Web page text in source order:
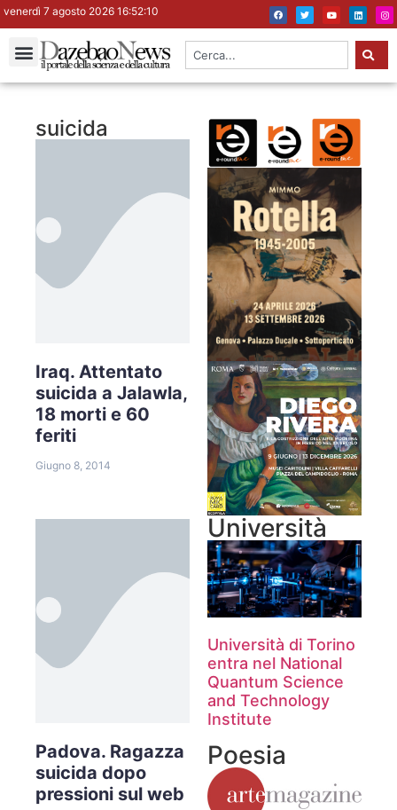
venerdì 7 agosto 2026 16:52:11
suicida
Iraq. Attentato
suicida a Jalawla,
18 morti e 60
feriti
Giugno 8, 2014
Padova. Ragazza
suicida dopo
pressioni sul web
Università
Università di Torino
entra nel National
Quantum Science
and Technology
Institute
Poesia